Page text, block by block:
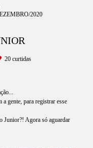
2020
20 curtidas
gente, para registrar esse
Junior?! Agora só aguardar